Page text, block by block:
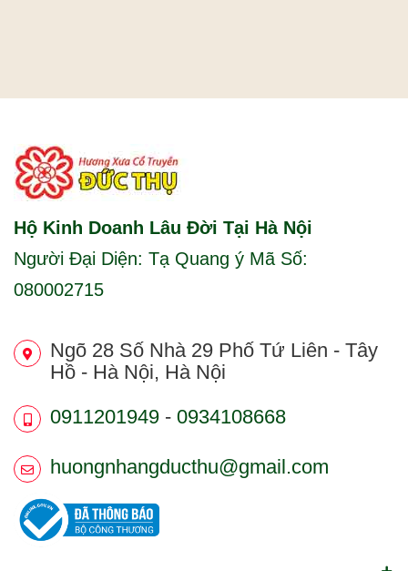
Hộ Kinh Doanh Lâu Đời Tại Hà Nội
Người Đại Diện: Tạ Quang ý Mã Số:
080002715
Ngõ 28 Số Nhà 29 Phố Tứ Liên - Tây
Hồ - Hà Nội, Hà Nội
0911201949 - 0934108668
huongnhangducthu@gmail.com